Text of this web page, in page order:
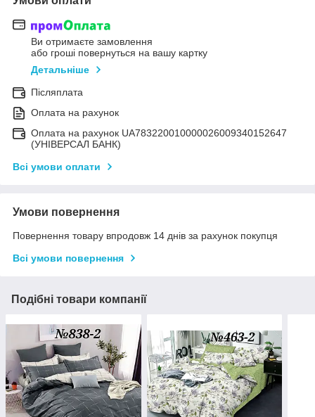
Ви отримаєте замовлення
або гроші повернуться на вашу картку
Детальніше
Післяплата
Оплата на рахунок
Оплата на рахунок UA783220010000026009340152647
(УНІВЕРСАЛ БАНК)
Всі умови оплати
Умови повернення
Повернення товару впродовж 14 днів за рахунок покупця
Всі умови повернення
Подібні товари компанії